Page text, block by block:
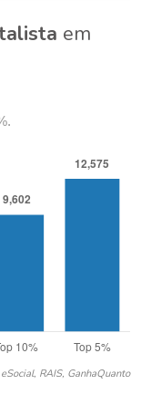
em
RAIS, GanhaQuanto